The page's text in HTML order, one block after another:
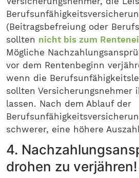
(Beitragsbefreiung oder
sollten nicht bis zum
Mögliche
vor dem Rentenbeginn
wenn die
sollten Versicherungsnehmer
lassen. Nach dem Ablauf der
schwerer, eine höhere
4.
drohen zu verjähren!